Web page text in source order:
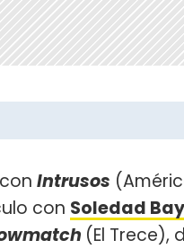
Intrusos
con Soledad
(El Trece),